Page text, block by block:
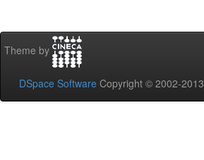
Theme by
DSpace Software Copyright © 2002-2013